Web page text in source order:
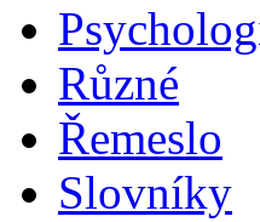
Různé
Řemeslo
Slovníky